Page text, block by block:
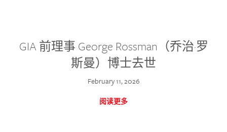
GIA 前理事 George Rossman（乔治·罗
斯曼）博士去世
February 11, 2026
阅读更多